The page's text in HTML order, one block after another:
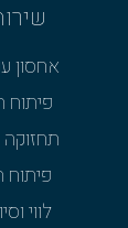
אחסון
פיתוח
תחזוקה
לווי